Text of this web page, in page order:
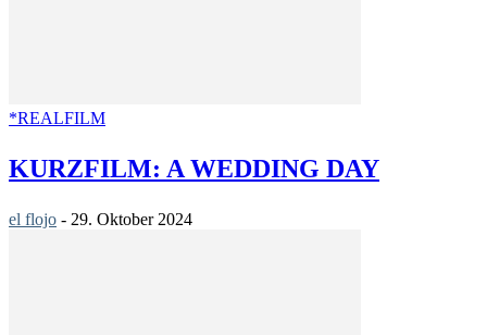
*REALFILM
KURZFILM: A WEDDING DAY
el flojo - 29. Oktober 2024